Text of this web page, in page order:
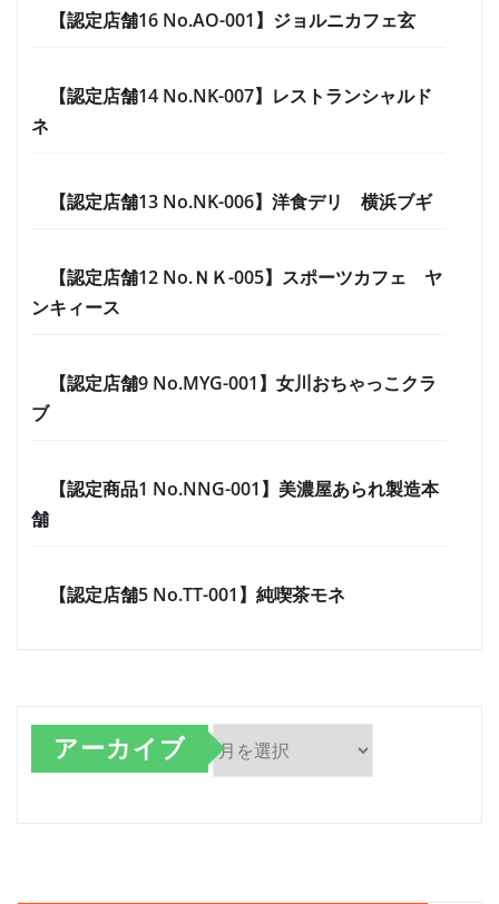
【認定店舗16 No.AO-001】ジョルニカフェ玄
【認定店舗14 No.NK-007】レストランシャルド
ネ
【認定店舗13 No.NK-006】洋食デリ 横浜ブギ
【認定店舗12 No.ＮＫ-005】スポーツカフェ ヤ
ンキィース
【認定店舗9 No.MYG-001】女川おちゃっこクラ
ブ
【認定商品1 No.NNG-001】美濃屋あられ製造本
舗
【認定店舗5 No.TT-001】純喫茶モネ
アーカイブ